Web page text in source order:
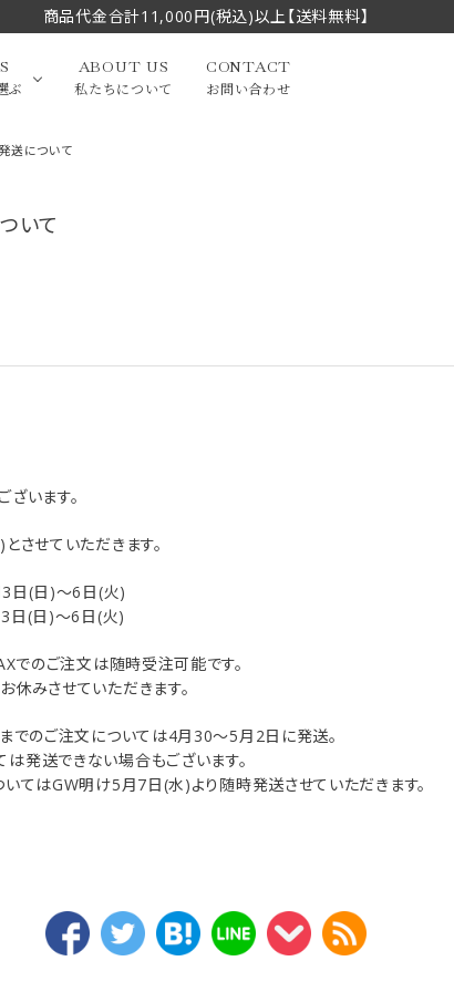
商品代金合計11,000円(税込)以上【送料無料】
）
ぶ
ギフト
ABOUT US
私たちについて
CONTACT
お問い合わせ
送について
いて
ざいます。
させていただきます。
3日(日)～6日(火)
日(日)～6日(火)
でのご注文は随時受注可能です。
みさせていただきます。
のご注文については4月30～5月2日に発送。
発送できない場合もございます。
てはGW明け5月7日(水)より随時発送させていただきます。